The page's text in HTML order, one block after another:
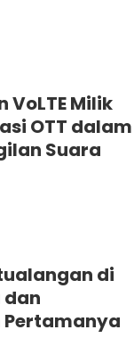
Milik
OTT dalam
Suara
di
dan
Pertamanya